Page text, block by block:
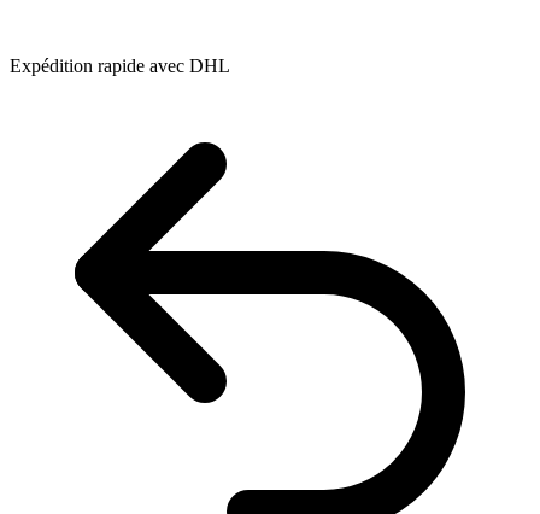
Expédition rapide avec DHL